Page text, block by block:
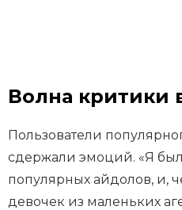
Волна критики
Пользователи
сдержали эмоций. «Я
популярных айдолов, и,
девочек из маленьких